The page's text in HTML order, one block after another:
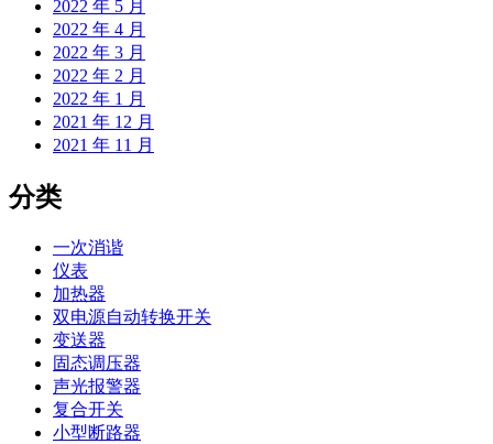
2022 年 5 月
2022 年 4 月
2022 年 3 月
2022 年 2 月
2022 年 1 月
2021 年 12 月
2021 年 11 月
分类
一次消谐
仪表
加热器
双电源自动转换开关
变送器
固态调压器
声光报警器
复合开关
小型断路器